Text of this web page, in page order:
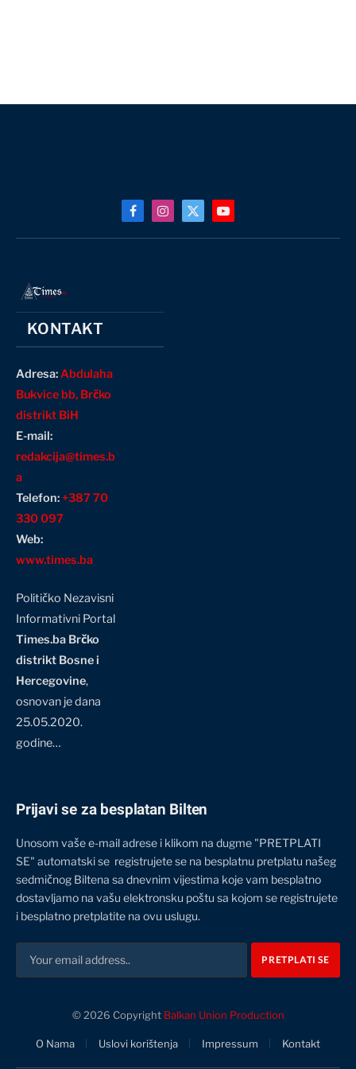
FacebookInstagram
X
(Twitter)
YouTube
KONTAKT
Adresa:Abdulaha
Bukvice bb, Brčko
distrikt BiH
E-mail:
redakcija@times.b
a
Telefon:+387 70
330 097
Web:
www.times.ba
Političko Nezavisni
Informativni Portal
Times.ba Brčko
distrikt Bosne i
Hercegovine,
osnovan je dana
25.05.2020.
godine…
Prijavi se za besplatan Bilten
Unosom vaše e-mail adrese i klikom na dugme "PRETPLATI
SE" automatski se registrujete se na besplatnu pretplatu našeg
sedmičnog Biltena sa dnevnim vijestima koje vam besplatno
dostavljamo na vašu elektronsku poštu sa kojom se registrujete
i besplatno pretplatite na ovu uslugu.
© 2026 Copyright Balkan Union Production
O Nama Uslovi korištenja Impressum Kontakt